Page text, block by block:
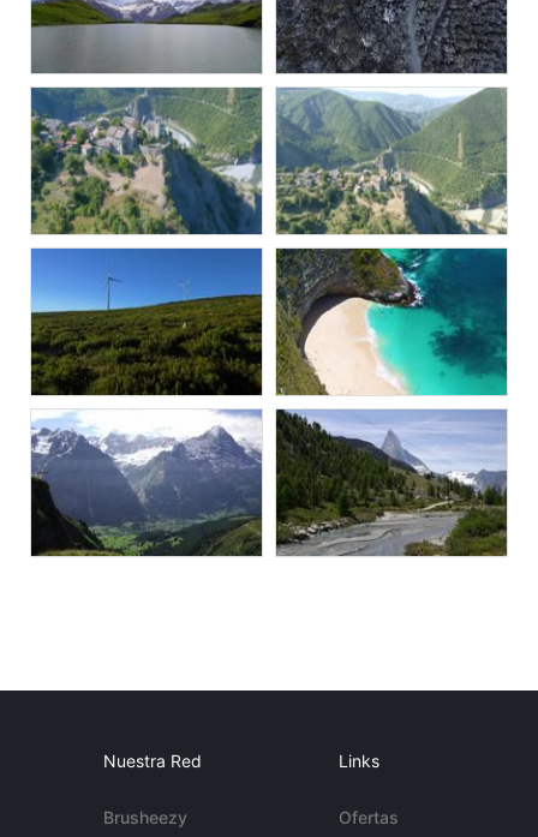
Nuestra Red
Brusheezy
Links
Ofertas